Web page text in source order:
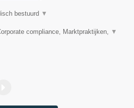
bestuurd ▼
compliance, Marktpraktijken, ▼